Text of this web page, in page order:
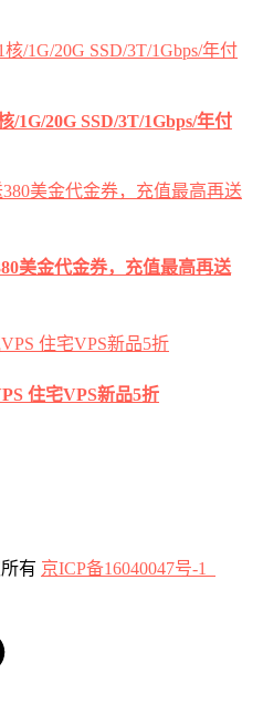
/1G/20G SSD/3T/1Gbps/年付
美金代金券，充值最高再送
住宅VPS新品5折
有 京ICP备16040047号-1